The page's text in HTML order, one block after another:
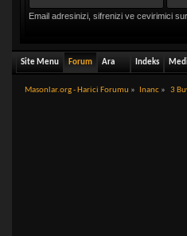
Email adresinizi, sifrenizi ve cevirimici
Site Menu Forum Ara Indeks
Masonlar.org - Harici Forumu » Inanc » 3